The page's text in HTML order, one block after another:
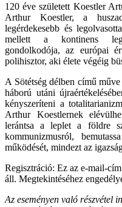
120 éve született Koestler
Arthur Koestler, a
legérdekesebb és
mellett a kontinens
gondolkodója, az európai
polihisztor, aki élete végéig
A Sötétség délben című
háború utáni
kényszeríteni a
Arthur Koestlernek
lerántsa a leplet a földre
kommunizmusról,
működését, mindezt az
Regisztráció: Ez az e-mail-
áll. Megtekintéséhez
Az eseményen való részvétel